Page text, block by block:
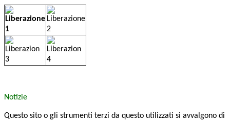
Notizie
Questo sito o gli strumenti terzi da questo utilizzati si avvalgono di